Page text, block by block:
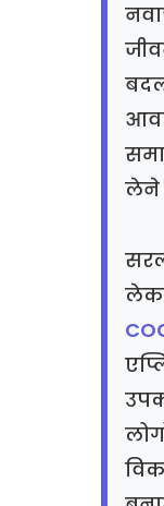
लेने